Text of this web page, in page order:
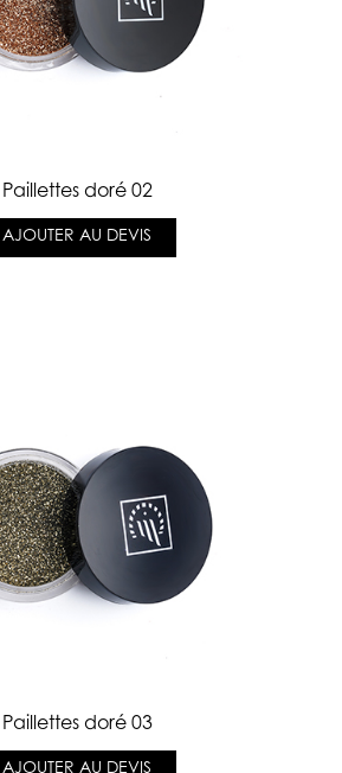
Paillettes doré 02
AJOUTER AU DEVIS
Paillettes doré 03